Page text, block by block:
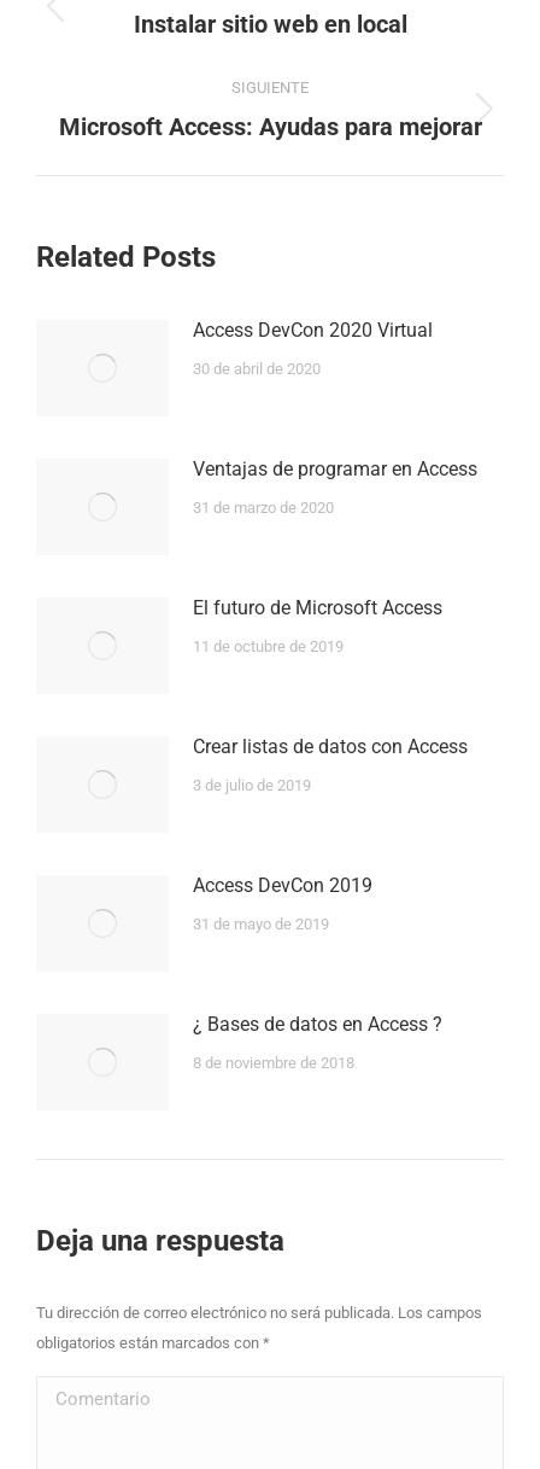
de
Entrada
Instalar sitio web en local
SIGUIENTE
Siguiente
Microsoft Access: Ayudas para mejorar
Related Posts
Access DevCon 2020 Virtual
30 de abril de 2020
Ventajas de programar en Access
31 de marzo de 2020
El futuro de Microsoft Access
11 de octubre de 2019
Crear listas de datos con Access
3 de julio de 2019
Access DevCon 2019
31 de mayo de 2019
¿ Bases de datos en Access ?
8 de noviembre de 2018
Deja una respuesta
Tu dirección de correo electrónico no será publicada. Los campos
obligatorios están marcados con *
Comentario